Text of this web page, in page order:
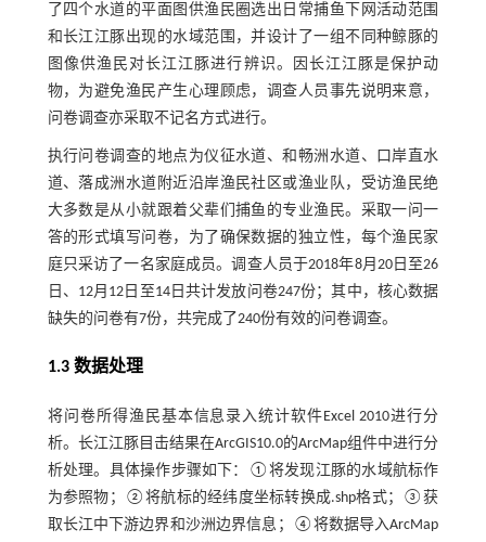
了四个水道的平面图供渔民圈选出日常捕鱼下网活动范围
和长江江豚出现的水域范围，并设计了一组不同种鲸豚的
图像供渔民对长江江豚进行辨识。因长江江豚是保护动
物，为避免渔民产生心理顾虑，调查人员事先说明来意，
问卷调查亦采取不记名方式进行。
执行问卷调查的地点为仪征水道、和畅洲水道、口岸直水
道、落成洲水道附近沿岸渔民社区或渔业队，受访渔民绝
大多数是从小就跟着父辈们捕鱼的专业渔民。采取一问一
答的形式填写问卷，为了确保数据的独立性，每个渔民家
庭只采访了一名家庭成员。调查人员于2018年8月20日至26
日、12月12日至14日共计发放问卷247份；其中，核心数据
缺失的问卷有7份，共完成了240份有效的问卷调查。
1.3 数据处理
将问卷所得渔民基本信息录入统计软件Excel 2010进行分
析。长江江豚目击结果在ArcGIS10.0的ArcMap组件中进行分
析处理。具体操作步骤如下：①将发现江豚的水域航标作
为参照物；②将航标的经纬度坐标转换成.shp格式；③获
取长江中下游边界和沙洲边界信息；④将数据导入ArcMap